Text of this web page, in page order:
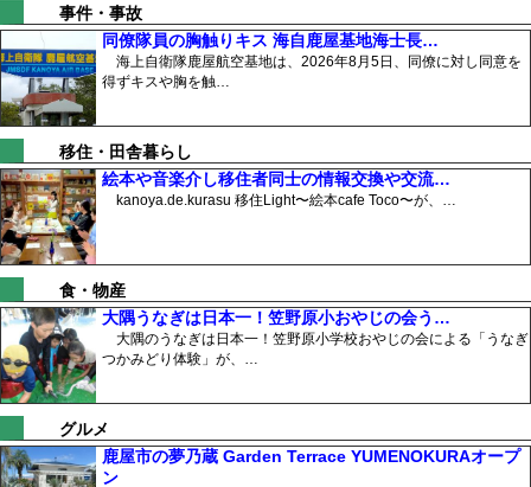
事件・事故
同僚隊員の胸触りキス 海自鹿屋基地海士長…
海上自衛隊鹿屋航空基地は、2026年8月5日、同僚に対し同意を
得ずキスや胸を触…
移住・田舎暮らし
絵本や音楽介し移住者同士の情報交換や交流…
kanoya.de.kurasu 移住Light〜絵本cafe Toco〜が、…
食・物産
大隅うなぎは日本一！笠野原小おやじの会う…
大隅のうなぎは日本一！笠野原小学校おやじの会による「うなぎ
つかみどり体験」が、…
グルメ
鹿屋市の夢乃蔵 Garden Terrace YUMENOKURAオープ
ン